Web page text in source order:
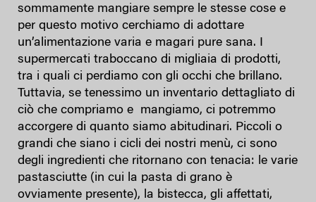
sommamente mangiare sempre le stesse cose e
per questo motivo cerchiamo di adottare
un’alimentazione varia e magari pure sana. I
supermercati traboccano di migliaia di prodotti,
tra i quali ci perdiamo con gli occhi che brillano.
Tuttavia, se tenessimo un inventario dettagliato di
ciò che compriamo e mangiamo, ci potremmo
accorgere di quanto siamo abitudinari. Piccoli o
grandi che siano i cicli dei nostri menù, ci sono
degli ingredienti che ritornano con tenacia: le varie
pastasciutte (in cui la pasta di grano è
ovviamente presente), la bistecca, gli affettati,